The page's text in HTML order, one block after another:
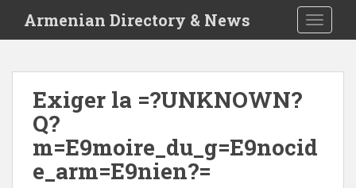
i
Armenian Directory & News
Exiger la =?UNKNOWN?
Q?
m=E9moire_du_g=E9nocid
e_arm=E9nien?=